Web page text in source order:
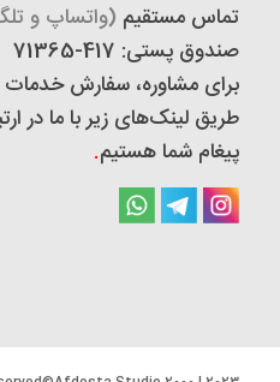
تماس مستقیم (واتساپ و
صندوق پستی: 417-71365
برای مشاوره، سفارش خدمات و
طریق لینک‌های زیر با ما در
پیغام شما هستیم.